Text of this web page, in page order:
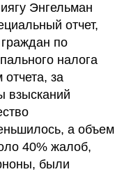
Энгельман
отчет,
по
налога
за
взысканий
а объем
40% жалоб,
были